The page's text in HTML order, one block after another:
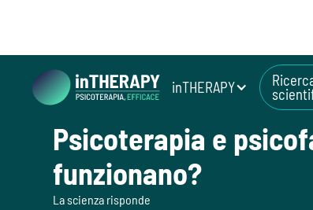
inTHERAPY
Psicoterapia e
funzionano?
La scienza risponde